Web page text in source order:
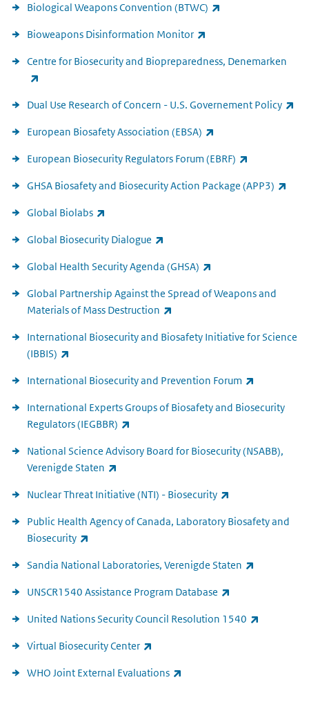
Biological Weapons Convention (BTWC)
Bioweapons Disinformation Monitor
Centre for Biosecurity and Biopreparedness, Denemarken
Dual Use Research of Concern - U.S. Governement Policy
European Biosafety Association (EBSA)
European Biosecurity Regulators Forum (EBRF)
GHSA Biosafety and Biosecurity Action Package (APP3)
Global Biolabs
Global Biosecurity Dialogue
Global Health Security Agenda (GHSA)
Global Partnership Against the Spread of Weapons and
Materials of Mass Destruction
International Biosecurity and Biosafety Initiative for Science
(IBBIS)
International Biosecurity and Prevention Forum
International Experts Groups of Biosafety and Biosecurity
Regulators (IEGBBR)
National Science Advisory Board for Biosecurity (NSABB),
Verenigde Staten
Nuclear Threat Initiative (NTI) - Biosecurity
Public Health Agency of Canada, Laboratory Biosafety and
Biosecurity
Sandia National Laboratories, Verenigde Staten
UNSCR1540 Assistance Program Database
United Nations Security Council Resolution 1540
Virtual Biosecurity Center
WHO Joint External Evaluations